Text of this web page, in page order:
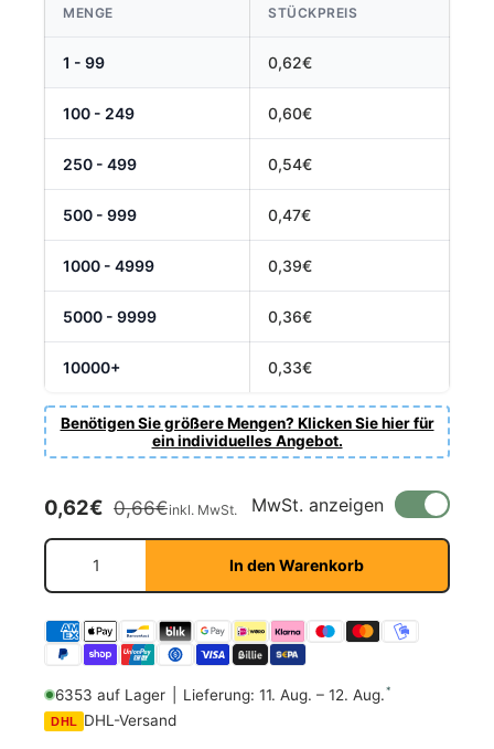
MENGE STÜCKPREIS
1 - 99 0,62€
100 - 249 0,60€
250 - 499 0,54€
500 - 999 0,47€
1000 - 4999 0,39€
5000 - 9999 0,36€
10000+ 0,33€
Benötigen Sie größere Mengen? Klicken Sie hier für
ein individuelles Angebot.
Verkaufspreis
0,62€ Normaler Preis
0,66€inkl. MwSt. MwSt. anzeigen
Anzahl
In den Warenkorb
6353 auf Lager Lieferung: 11. Aug. – 12. Aug.*
DHL DHL-Versand